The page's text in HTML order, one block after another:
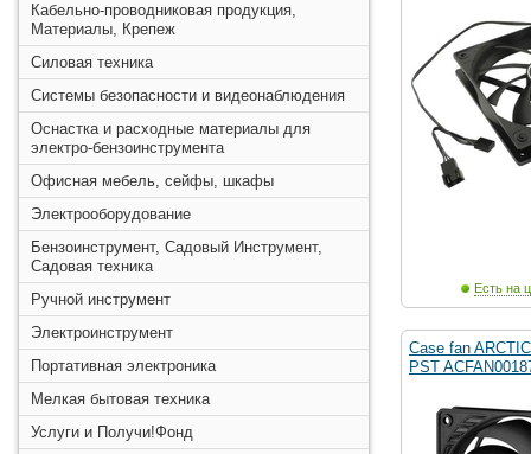
Кабельно-проводниковая продукция,
Материалы, Крепеж
Силовая техника
Системы безопасности и видеонаблюдения
Оснастка и расходные материалы для
электро-бензоинструмента
Офисная мебель, сейфы, шкафы
Электрооборудование
Бензоинструмент, Садовый Инструмент,
Садовая техника
Ручной инструмент
Электроинструмент
Портативная электроника
Мелкая бытовая техника
Услуги и Получи!Фонд
Есть на
Case fan
PST